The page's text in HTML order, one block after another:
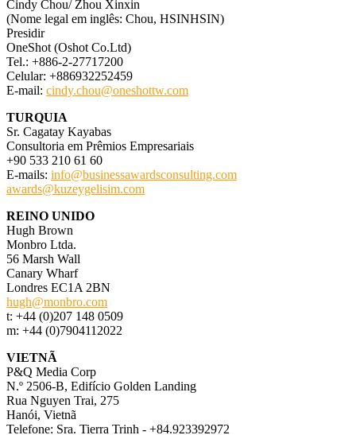
Cindy Chou/ Zhou Xinxin
(Nome legal em inglês: Chou, HSINHSIN)
Presidir
OneShot (Oshot Co.Ltd)
Tel.: +886-2-27717200
Celular: +886932252459
E-mail: cindy.chou@oneshottw.com
TURQUIA
Sr. Cagatay Kayabas
Consultoria em Prêmios Empresariais
+90 533 210 61 60
E-mails: info@businessawardsconsulting.com
awards@kuzeygelisim.com
REINO UNIDO
Hugh Brown
Monbro Ltda.
56 Marsh Wall
Canary Wharf
Londres EC1A 2BN
hugh@monbro.com
t: +44 (0)207 148 0509
m: +44 (0)7904112022
VIETNÃ
P&Q Media Corp
N.º 2506-B, Edifício Golden Landing
Rua Nguyen Trai, 275
Hanói, Vietnã
Telefone: Sra. Tierra Trinh - +84.923392972